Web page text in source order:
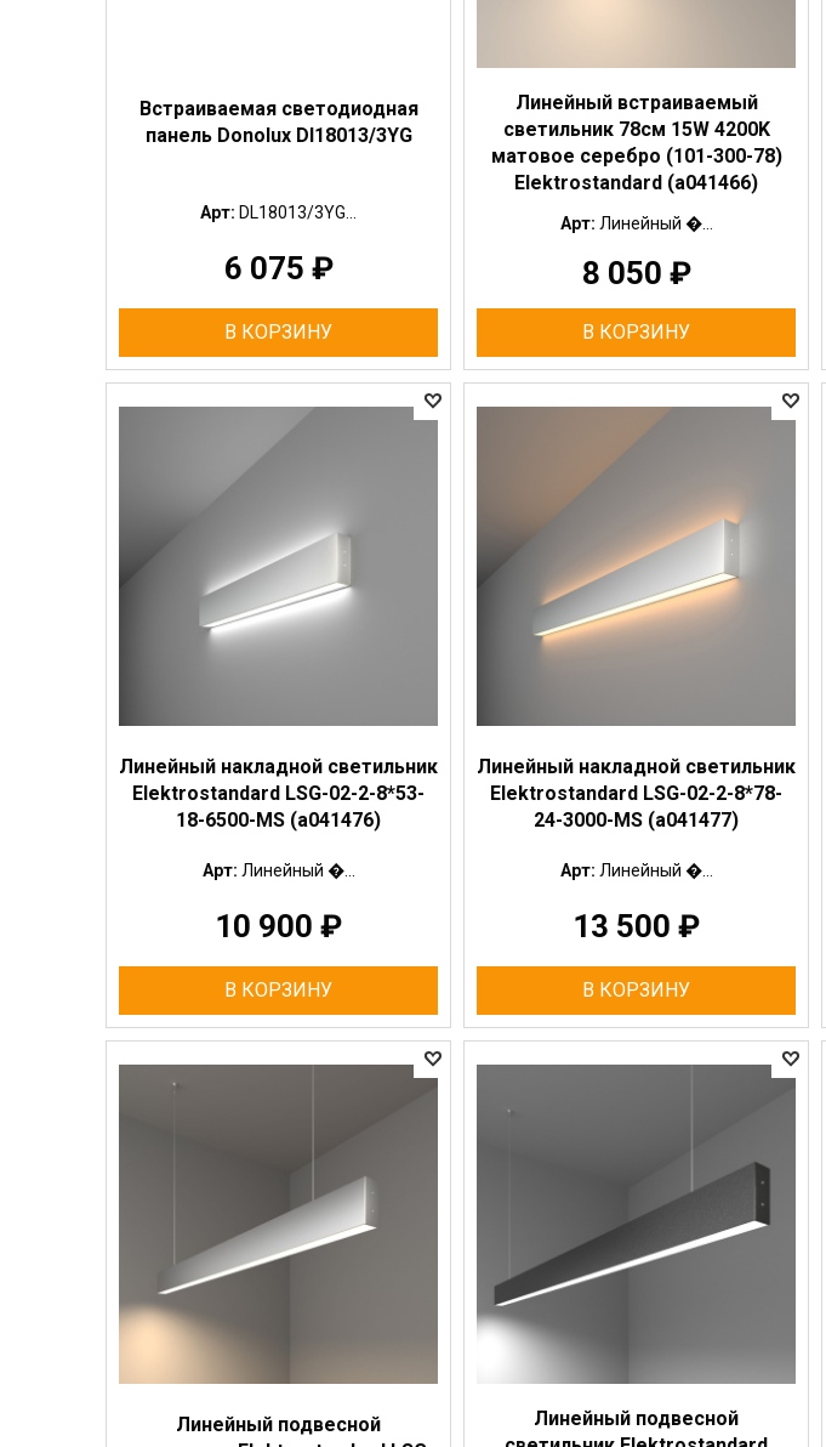
Встраиваемая светодиодная
панель Donolux Dl18013/3YG
Арт: DL18013/3YG...
6 075 ₽
В КОРЗИНУ
Линейный встраиваемый
светильник 78см 15W 4200K
матовое серебро (101-300-78)
Elektrostandard (a041466)
Арт: Линейный �...
8 050 ₽
В КОРЗИНУ
Линейный накладной светильник
Elektrostandard LSG-02-2-8*53-
18-6500-MS (a041476)
Арт: Линейный �...
10 900 ₽
В КОРЗИНУ
Линейный накладной светильник
Elektrostandard LSG-02-2-8*78-
24-3000-MS (a041477)
Арт: Линейный �...
13 500 ₽
В КОРЗИНУ
Линейный подвесной
Линейный подвесной